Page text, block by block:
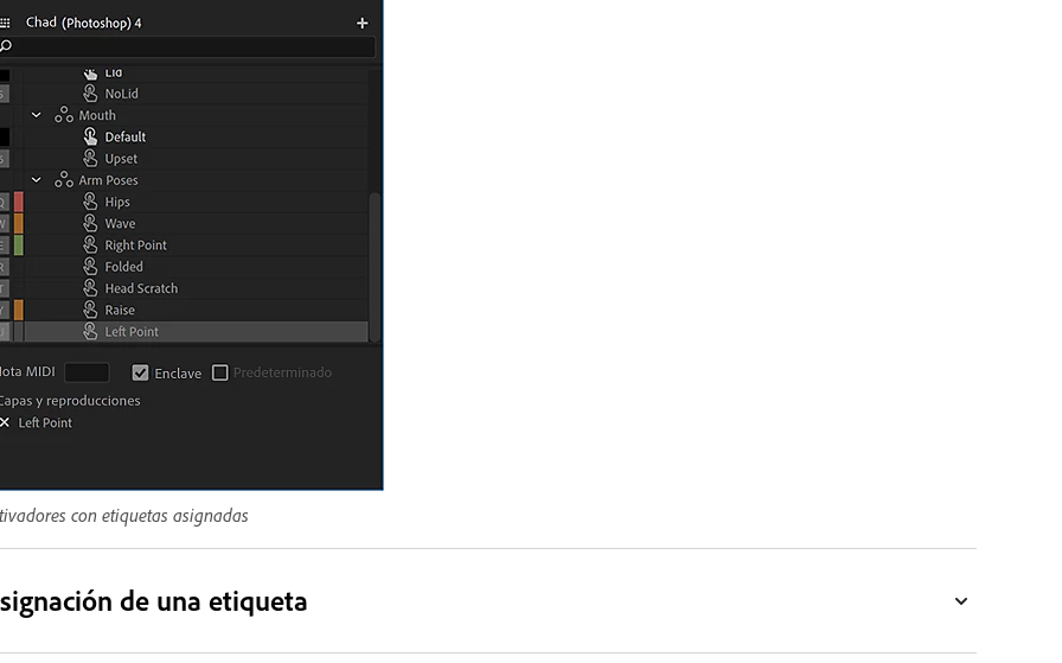
con etiquetas asignadas
de una etiqueta